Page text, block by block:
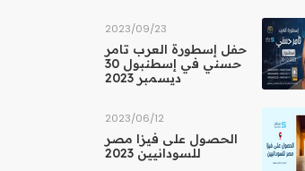
23‏/09‏/2023
حفل إسطورة العرب تامر
حسني في إسطنبول 30
ديسمبر 2023
12‏/06‏/2023
الحصول على فيزا مصر
للسودانيين 2023